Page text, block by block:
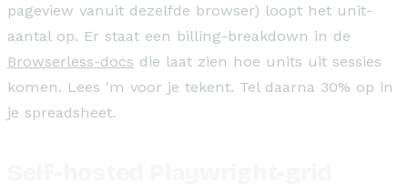
pageview vanuit dezelfde browser) loopt het unit-
aantal op. Er staat een billing-breakdown in de
Browserless-docs die laat zien hoe units uit sessies
komen. Lees 'm voor je tekent. Tel daarna 30% op in
je spreadsheet.